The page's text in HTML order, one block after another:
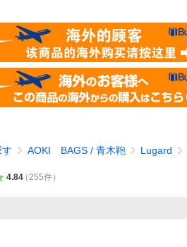
AOKI BAGS / 青木鞄 Lugard
4.84（255件）